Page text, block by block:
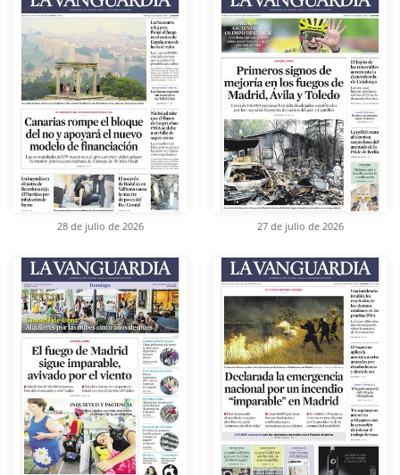
28 de julio de 2026 27 de julio de 2026